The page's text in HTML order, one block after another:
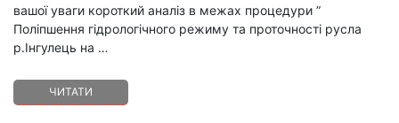
вашої уваги короткий аналіз в межах процедури ”
Поліпшення гідрологічного режиму та проточності русла
р.Інгулець на …
ЧИТАТИ